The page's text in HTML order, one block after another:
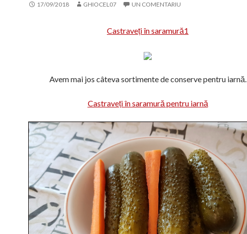
17/09/2018 GHIOCEL07 UN COMENTARIU
Castraveți în saramură1
Avem mai jos câteva sortimente de conserve pentru iarnă.
Castraveți în saramură pentru iarnă